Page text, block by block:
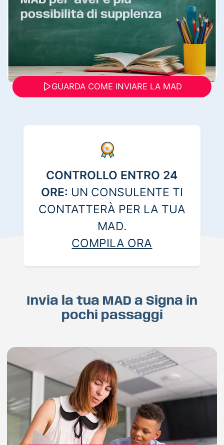
GUARDA COME INVIARE LA MAD
CONTROLLO ENTRO 24
ORE: UN CONSULENTE TI
CONTATTERÀ PER LA TUA
MAD.
COMPILA ORA
Invia la tua MAD a Signa in
pochi passaggi